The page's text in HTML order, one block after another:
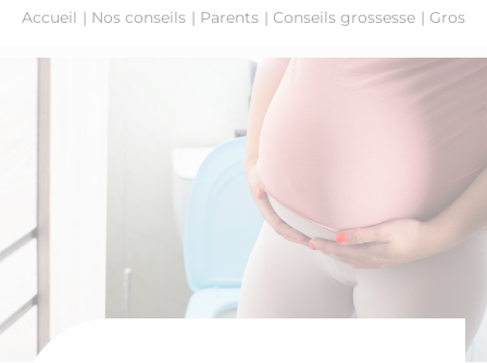
Accueil Nos conseils Parents Conseils grossesse